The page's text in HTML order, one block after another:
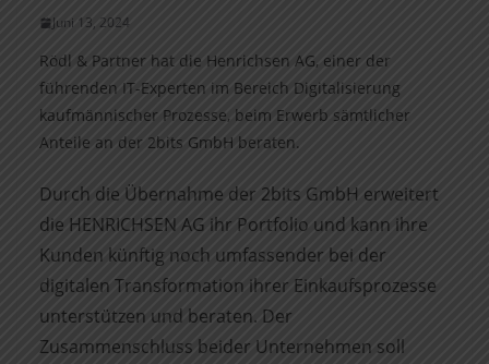
Juni 13, 2024
Rödl & Partner hat die Henrichsen AG, einer der
führenden IT-Experten im Bereich Digitalisierung
kaufmännischer Prozesse, beim Erwerb sämtlicher
Anteile an der 2bits GmbH beraten.
Durch die Übernahme der 2bits GmbH erweitert
die HENRICHSEN AG ihr Portfolio und kann ihre
Kunden künftig noch umfassender bei der
digitalen Transformation ihrer Einkaufsprozesse
unter­stützen und beraten. Der
Zusammenschluss beider Unternehmen soll